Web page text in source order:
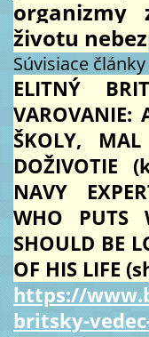
organizmy
životu
Súvisiace
ELITNÝ
VAROVANIE:
ŠKOLY,
DOŽIVOTIE
NAVY
WHO PUTS
SHOULD BE
OF HIS LIFE
https://
britsky-